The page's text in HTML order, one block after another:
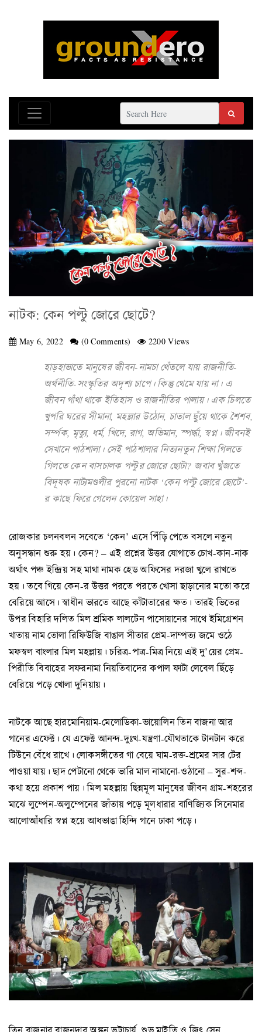
নাটক: কেন পল্টু জোরে ছোটে?
May 6, 2022 (0 Comments) 2200 Views
হাড়হাভাতে মানুষের জীবন-নামচা থেঁতলে যায় রাজনীতি-
অর্থনীতি-সংস্কৃতির অদৃশ্য চাপে। কিন্তু থেমে যায় না। এ
জীবন গাঁথা থাকে ইতিহাস ও রাজনীতির পালায়। এক চিলতে
খুপরি ঘরের সীমানা, মহল্লার উঠোন, চাতাল ছুঁয়ে থাকে শৈশব,
সর্ম্পক, মৃত্যু, ধর্ম, খিদে, রাগ, অভিমান, স্পর্দ্ধা, স্বপ্ন। জীবনই
সেখানে পাঠশালা। সেই পাঠশালার নিত্যনতুন শিক্ষা গিলতে
গিলতে কেন বাসচালক পল্টুর জোরে ছোটা? জবাব খুঁজতে
বিদূষক নাট্যমণ্ডলীর পুরনো নাটক ‘কেন পল্টু জোরে ছোটে’-
র কাছে ফিরে গেলেন কোয়েল সাহা।
রোজকার চলনবলন সবেতে ‘কেন’ এসে পিঁড়ি পেতে বসলে নতুন
অনুসন্ধান শুরু হয়। কেন? – এই প্রশ্নের উত্তর যোগাতে চোখ-কান-নাক
অর্থাৎ পঞ্চ ইন্দ্রিয় সহ মাথা নামক হেড অফিসের দরজা খুলে রাখতে
হয়। তবে গিয়ে কেন-র উত্তর পরতে পরতে খোসা ছাড়ানোর মতো করে
বেরিয়ে আসে। স্বাধীন ভারতে আছে কাঁটাতারের ক্ষত। তারই ভিতের
উপর বিহারি দলিত মিল শ্রমিক লালটেন পাসোয়ানের সাথে ইমিগ্রেশন
খাতায় নাম তোলা রিফিউজি বাঙাল সীতার প্রেম-দাম্পত্য জমে ওঠে
মফস্বল বাংলার মিল মহল্লায়। চরিত্র-পাত্র-মিত্র নিয়ে এই দু’য়ের প্রেম-
পিরীতি বিবাহের সফরনামা নিয়তিবাদের কপাল ফাটা লেবেল ছিঁড়ে
বেরিয়ে পড়ে খোলা দুনিয়ায়।
নাটকে আছে হারমোনিয়াম-মেলোডিকা-ভায়োলিন তিন বাজনা আর
গানের এফেক্ট। যে এফেক্ট আনন্দ-দুঃখ-যন্ত্রণা-যৌথতাকে টানটান করে
টিউনে বেঁধে রাখে। লোকসঙ্গীতের গা বেয়ে ঘাম-রক্ত-শ্রমের সার টের
পাওয়া যায়। ছাদ পেটানো থেকে ভারি মাল নামানো-ওঠানো – সুর-শব্দ-
কথা হয়ে প্রকাশ পায়। মিল মহল্লায় ছিন্নমূল মানুষের জীবন গ্রাম-শহরের
মাঝে লুম্পেন-অলুম্পেনের জাঁতায় পড়ে মূলধারার বাণিজ্যিক সিনেমার
আলোআঁধারি স্বপ্ন হয়ে আধভাঙা হিন্দি গানে ঢাকা পড়ে।